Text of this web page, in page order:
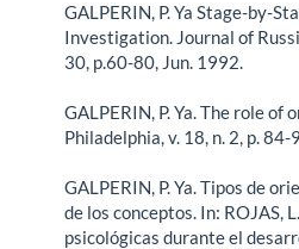
GALPERIN, P. Ya Stage-by-
Investigation. Journal of
30, p.60-80, Jun. 1992.
GALPERIN, P. Ya. The role
Philadelphia, v. 18, n. 2, p.
GALPERIN, P. Ya. Tipos de
de los conceptos. In: ROJAS,
psicológicas durante el